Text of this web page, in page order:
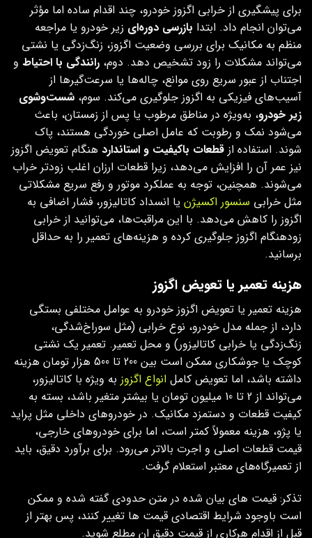
برای پیشگیری از خرابی اگزوز خودرو، چند اقدام ساده اما مؤثر
می‌توان انجام داد. ابتدا بازرسی دوره‌ای زیر خودرو یا مراجعه
منظم به مکانیک برای بررسی وضعیت اگزوز، زنگ‌زدگی یا نشتی
می‌تواند مشکلات را زود تشخیص دهد. دوم، رانندگی با احتیاط و
اجتناب از عبور سریع روی موانع، چاله‌ها یا سرعت‌گیرها از
آسیب‌های فیزیکی به اگزوز جلوگیری می‌کند. سوم، شست‌وشوی
زیر خودرو، به‌ویژه در مناطق مرطوب یا پس از زمستان، باعث
می‌شود نمک و رطوبت که عامل اصلی خوردگی هستند، پاک
شوند. استفاده از قطعات باکیفیت و استاندارد هنگام تعویض اگزوز
نیز عمر آن را افزایش می‌دهد، زیرا قطعات ارزان اغلب زودتر خراب
می‌شوند. همچنین، توجه به عملکرد موتور و رفع سریع مشکلاتی
مثل خرابی سنسور اکسیژن یا انسداد کاتالیزور، فشار اضافی به
اگزوز را کاهش می‌دهد. با این مراقبت‌ها، می‌توانید از خرابی
زودهنگام اگزوز جلوگیری کرده و هزینه‌های تعمیر را به حداقل
برسانید.
هزینه تعمیر یا تعویض اگزوز
هزینه تعمیر یا تعویض اگزوز خودرو به عوامل مختلفی بستگی
دارد، از جمله مدل خودرو، نوع خرابی (مثل سوراخ‌شدگی،
زنگ‌زدگی یا خرابی کاتالیزور) و محل تعمیر. تعمیر یک نشتی
کوچک یا جوشکاری ممکن است بین 200 تا 500 هزار تومان هزینه
داشته باشد، اما تعویض کامل انواع اگزوز به‌ ویژه با کاتالیزور،
می‌تواند از 2 تا 10 میلیون تومان یا بیشتر متغیر باشد، بسته به
کیفیت قطعات و دستمزد مکانیک. در خودروهای داخلی مثل پراید
یا پژو، هزینه معمولاً کمتر است، اما برای خودروهای خارجی،
قیمت قطعات اصلی و اجرت بالاتر می‌رود. برای برآورد دقیق، باید
از تعمیرگاه‌های معتبر استعلام گرفت.
تذکر: قیمت های بیان شده در متن حدودی گفته شده و ممکن
است باوجود شرایط اقتصادی قیمت ها تغییر کنند، پس بهتر از
قبل از اقدام هرکاری از قیمت دقیق ان مطلع شوید.